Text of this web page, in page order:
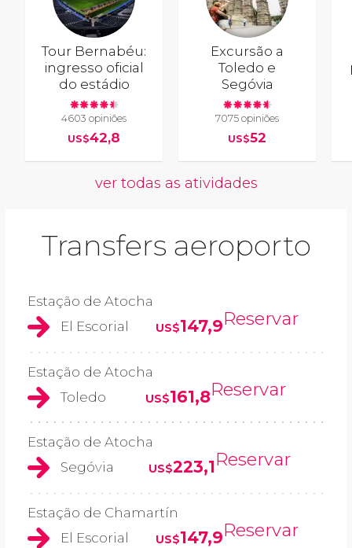
Tour Bernabéu:
ingresso oficial
do estádio
4603 opiniões
US$42,8
Excursão a
Toledo e
Segóvia
7075 opiniões
US$52
ver todas as atividades
Transfers aeroporto
Estação de Atocha
El Escorial
US$147,9Reservar
Estação de Atocha
Toledo
US$161,8Reservar
Estação de Atocha
Segóvia
US$223,1Reservar
Estação de Chamartín
El Escorial
US$147,9Reservar